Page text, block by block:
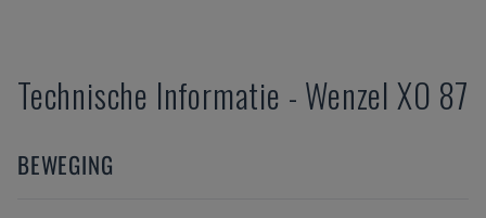
Technische Informatie - Wenzel XO 87
BEWEGING